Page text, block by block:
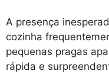
A presença
cozinha
pequenas pragas
rápida e